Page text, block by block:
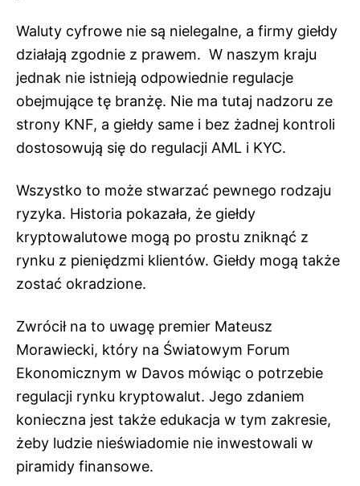
Waluty cyfrowe nie są nielegalne, a firmy giełdy
działają zgodnie z prawem. W naszym kraju
jednak nie istnieją odpowiednie regulacje
obejmujące tę branżę. Nie ma tutaj nadzoru ze
strony KNF, a giełdy same i bez żadnej kontroli
dostosowują się do regulacji AML i KYC.
Wszystko to może stwarzać pewnego rodzaju
ryzyka. Historia pokazała, że giełdy
kryptowalutowe mogą po prostu zniknąć z
rynku z pieniędzmi klientów. Giełdy mogą także
zostać okradzione.
Zwrócił na to uwagę premier Mateusz
Morawiecki, który na Światowym Forum
Ekonomicznym w Davos mówiąc o potrzebie
regulacji rynku kryptowalut. Jego zdaniem
konieczna jest także edukacja w tym zakresie,
żeby ludzie nieświadomie nie inwestowali w
piramidy finansowe.